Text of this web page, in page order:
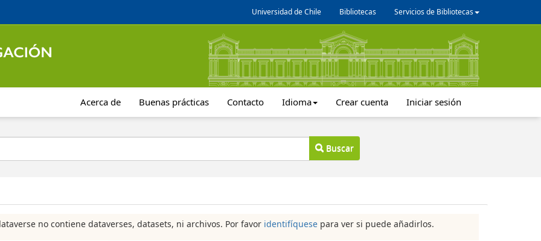
Universidad de Chile Bibliotecas Servicios de Bibliotecas
Acerca de Buenas prácticas Contacto Idioma Crear cuenta Iniciar sesión
Buscar
no contiene dataverses, datasets, ni archivos. Por favor identifíquese para ver si puede añadirlos.